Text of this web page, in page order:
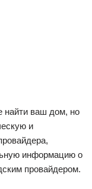
найти ваш дом, но
и
информацию о
провайдером.